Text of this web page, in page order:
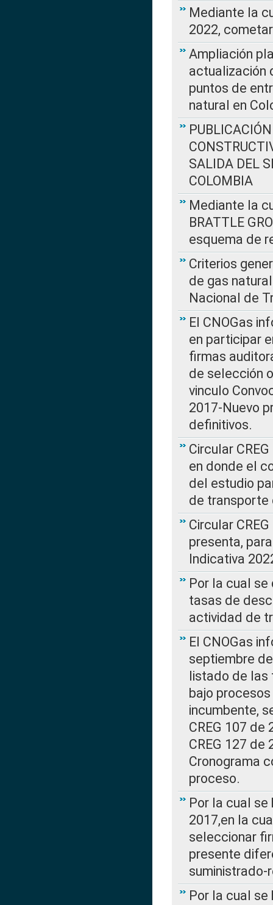
Mediante la
2022,
Ampliación
actualización
puntos de
natural en
SALIDA DEL
COLOMBIA
Mediante la
BRATTLE
esquema de
Criterios
de gas
Nacional de
El CNOGas
en participar
firmas
de selección
vinculo
2017-Nuevo
definitivos.
Circular
en donde el
del estudio
de transporte
Circular
presenta,
Indicativa
Por la cual
tasas de
actividad de
El CNOGas
septiembre
listado de las
bajo
incumbente,
CREG 107
CREG 127 de
Cronograma
proceso.
Por la cual se
2017,en la
seleccionar
presente
Por la cual se